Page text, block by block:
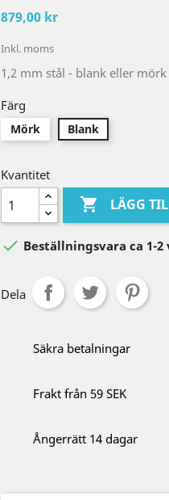
879,00 kr
Inkl. moms
1,2 mm stål - blank eller mörk
Färg
Mörk Blank
Kvantitet
 LÄGG
 Beställningsvara ca 1-2
Dela
Säkra betalningar
Frakt från 59 SEK
Ångerrätt 14 dagar